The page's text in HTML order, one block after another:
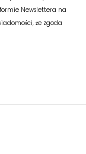
Newslettera na
że zgoda